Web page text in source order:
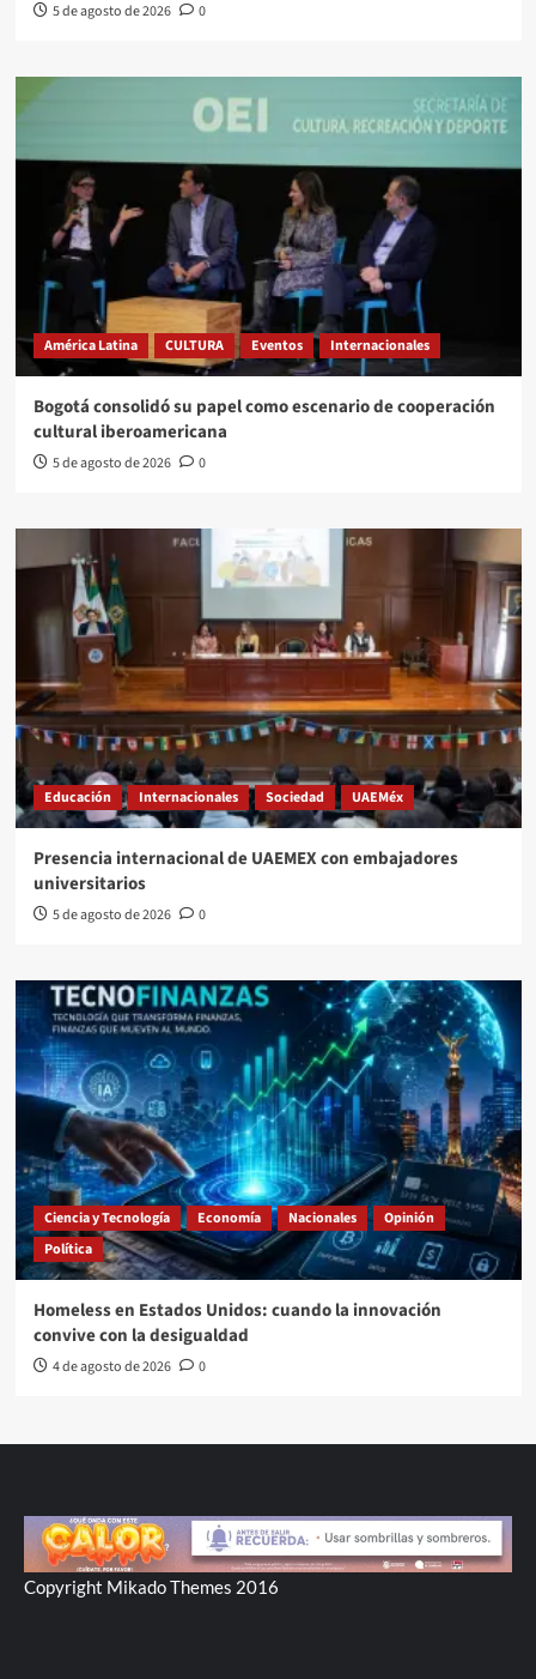
5 de agosto de 2026 0
América Latina CULTURA Eventos Internacionales
Bogotá consolidó su papel como escenario de cooperación
cultural iberoamericana
5 de agosto de 2026 0
Educación Internacionales Sociedad UAEMéx
Presencia internacional de UAEMEX con embajadores
universitarios
5 de agosto de 2026 0
Ciencia y Tecnología Economía Nacionales
Opinión
Política
Homeless en Estados Unidos: cuando la innovación
convive con la desigualdad
4 de agosto de 2026 0
Copyright Mikado Themes 2016